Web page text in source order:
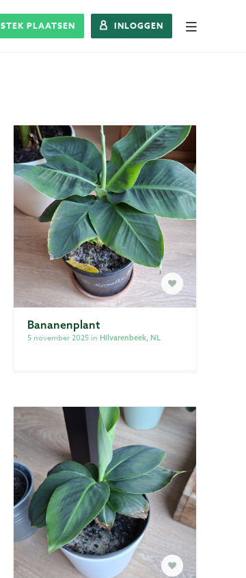
STEK PLAATSEN INLOGGEN
Inloggen
Registreren
Over Stek
Veelgestelde vragen
Privacy
Bananenplant
5 november 2025 inHilvarenbeek, NL